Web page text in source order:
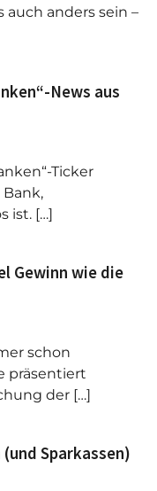
auch anders sein –
News aus
Ticker
ist. […]
Gewinn wie die
schon
präsentiert
der […]
Sparkassen)